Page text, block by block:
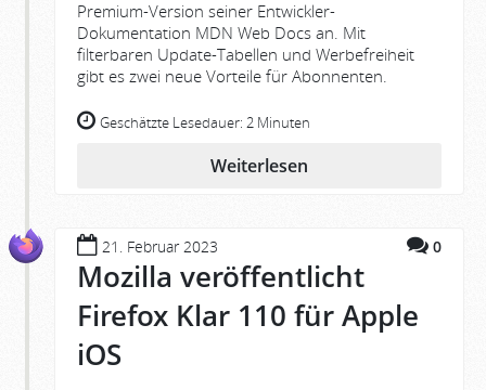
Premium-Version seiner Entwickler-
Dokumentation MDN Web Docs an. Mit
filterbaren Update-Tabellen und Werbefreiheit
gibt es zwei neue Vorteile für Abonnenten.
Geschätzte Lesedauer: 2 Minuten
Weiterlesen
21. Februar 2023 0
Mozilla veröffentlicht
Firefox Klar 110 für Apple
iOS